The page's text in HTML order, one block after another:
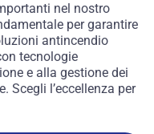
nel nostro
per garantire
antincendio
tecnologie
e alla gestione dei
Scegli l’eccellenza per